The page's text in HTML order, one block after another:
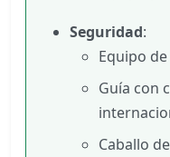
Seguridad:
Equipo
Guía con
Caballo